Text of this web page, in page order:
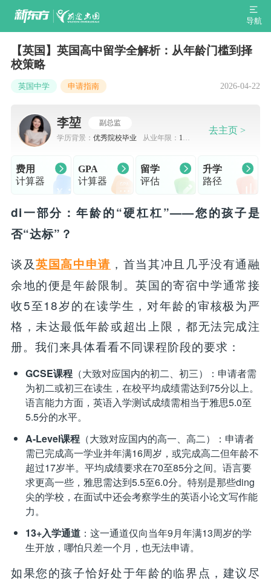
导航
【英国】英国高中留学全解析：从年龄门槛到择
校策略
英国中学 申请指南 2026-04-22
李堃
副总监
学历背景： 优秀院校毕业 从业年限： 10-
去主页 >
费用
计算器
GPA
计算器
留学
评估
升学
路径
di一部分：年龄的“硬杠杠”——您的孩子是
否“达标”？
谈及英国高中申请 ，首当其冲且几乎没有通融
余地的便是年龄限制。英国的寄宿中学通常接
收5至18岁的在读学生，对年龄的审核极为严
格，未达最低年龄或超出上限，都无法完成注
册。我们来具体看看不同课程阶段的要求：
GCSE课程（大致对应国内的初二、初三）：申请者需
为初二或初三在读生，在校平均成绩需达到75分以上。
语言能力方面，英语入学测试成绩需相当于雅思5.0至
5.5分的水平。
A-Level课程（大致对应国内的高一、高二）：申请者
需已完成高一学业并年满16周岁，或完成高二但年龄不
超过17岁半。平均成绩要求在70至85分之间。语言要
求更高一些，雅思需达到5.5至6.0分。特别是那些ding
尖的学校，在面试中还会考察学生的英语小论文写作能
力。
13+入学通道：这一通道仅向当年9月年满13周岁的学
生开放，哪怕只差一个月，也无法申请。
如果您的孩子恰好处于年龄的临界点，建议尽